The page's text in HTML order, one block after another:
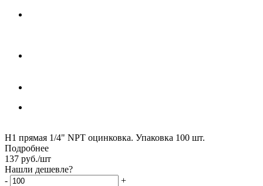
Н1 прямая 1/4" NPT оцинковка. Упаковка 100 шт.
Подробнее
137 руб./шт
Нашли дешевле?
-
+